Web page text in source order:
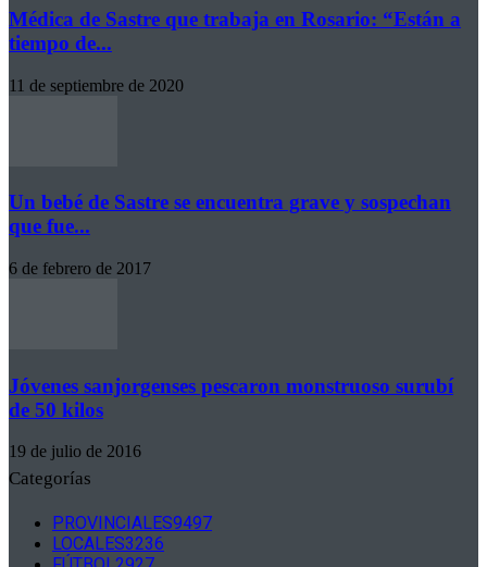
Médica de Sastre que trabaja en Rosario: “Están a
tiempo de...
11 de septiembre de 2020
Un bebé de Sastre se encuentra grave y sospechan
que fue...
6 de febrero de 2017
Jóvenes sanjorgenses pescaron monstruoso surubí
de 50 kilos
19 de julio de 2016
Categorías
PROVINCIALES9497
LOCALES3236